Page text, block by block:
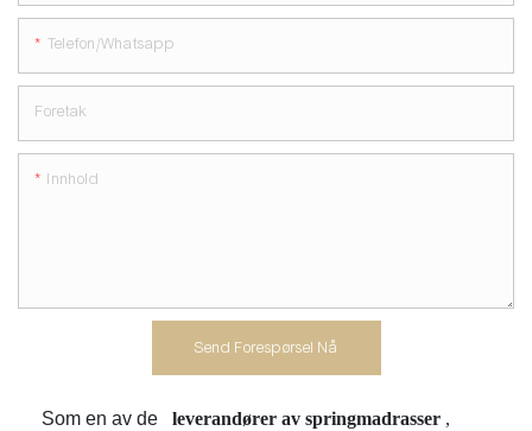
Telefon/whatsapp
Foretak
Innhold
Send Forespørsel Nå
Som en av de leverandører av springmadrasser ,